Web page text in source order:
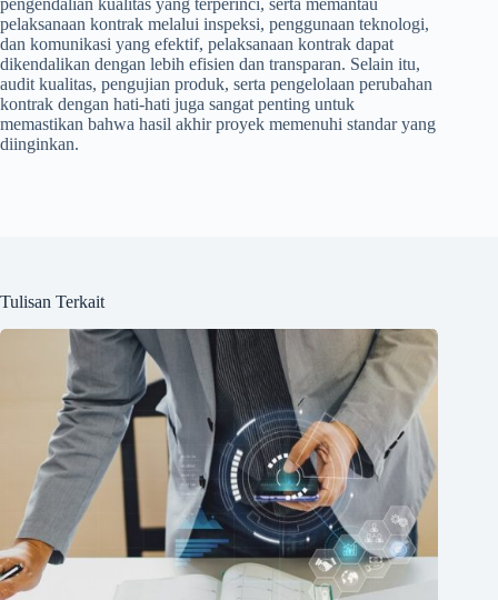
pelaksanaan kontrak melalui inspeksi, penggunaan teknologi,
dan komunikasi yang efektif, pelaksanaan kontrak dapat
dikendalikan dengan lebih efisien dan transparan. Selain itu,
audit kualitas, pengujian produk, serta pengelolaan perubahan
kontrak dengan hati-hati juga sangat penting untuk
memastikan bahwa hasil akhir proyek memenuhi standar yang
diinginkan.
Tulisan Terkait